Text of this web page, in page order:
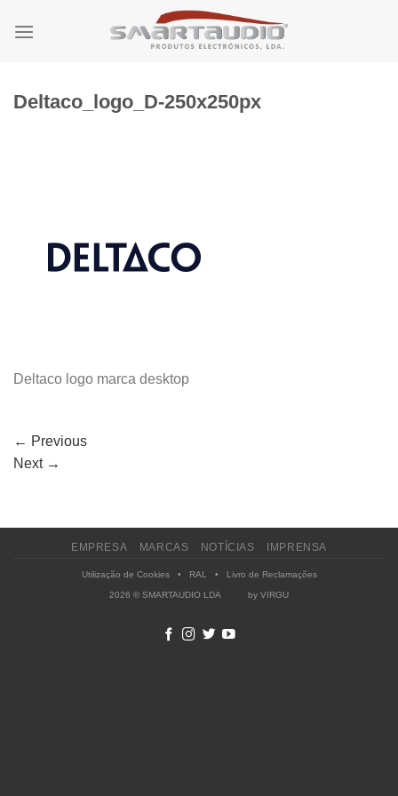
Deltaco_logo_D-250x250px
Deltaco logo marca desktop
← Previous
Next →
EMPRESA MARCAS NOTÍCIAS IMPRENSA
Utilização de Cookies• RAL • Livro de Reclamações
2026 © SMARTAUDIO LDA by VIRGU